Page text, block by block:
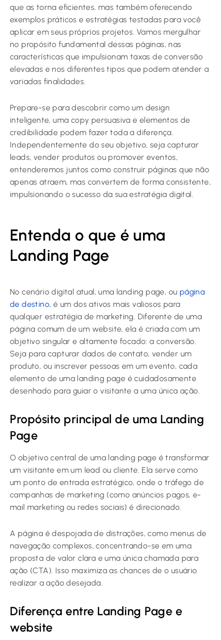
que as torna eficientes, mas também oferecendo
exemplos práticos e estratégias testadas para você
aplicar em seus próprios projetos. Vamos mergulhar
no propósito fundamental dessas páginas, nas
características que impulsionam taxas de conversão
elevadas e nos diferentes tipos que podem atender a
variadas finalidades.
Prepare-se para descobrir como um design
inteligente, uma copy persuasiva e elementos de
credibilidade podem fazer toda a diferença.
Independentemente do seu objetivo, seja capturar
leads, vender produtos ou promover eventos,
entenderemos juntos como construir páginas que não
apenas atraem, mas convertem de forma consistente,
impulsionando o sucesso da sua estratégia digital.
Entenda o que é uma
Landing Page
No cenário digital atual, uma landing page, ou página
de destino, é um dos ativos mais valiosos para
qualquer estratégia de marketing. Diferente de uma
página comum de um website, ela é criada com um
objetivo singular e altamente focado: a conversão.
Seja para capturar dados de contato, vender um
produto, ou inscrever pessoas em um evento, cada
elemento de uma landing page é cuidadosamente
desenhado para guiar o visitante a uma única ação.
Propósito principal de uma Landing
Page
O objetivo central de uma landing page é transformar
um visitante em um lead ou cliente. Ela serve como
um ponto de entrada estratégico, onde o tráfego de
campanhas de marketing (como anúncios pagos, e-
mail marketing ou redes sociais) é direcionado.
A página é despojada de distrações, como menus de
navegação complexos, concentrando-se em uma
proposta de valor clara e uma única chamada para
ação (CTA). Isso maximiza as chances de o usuário
realizar a ação desejada.
Diferença entre Landing Page e
website